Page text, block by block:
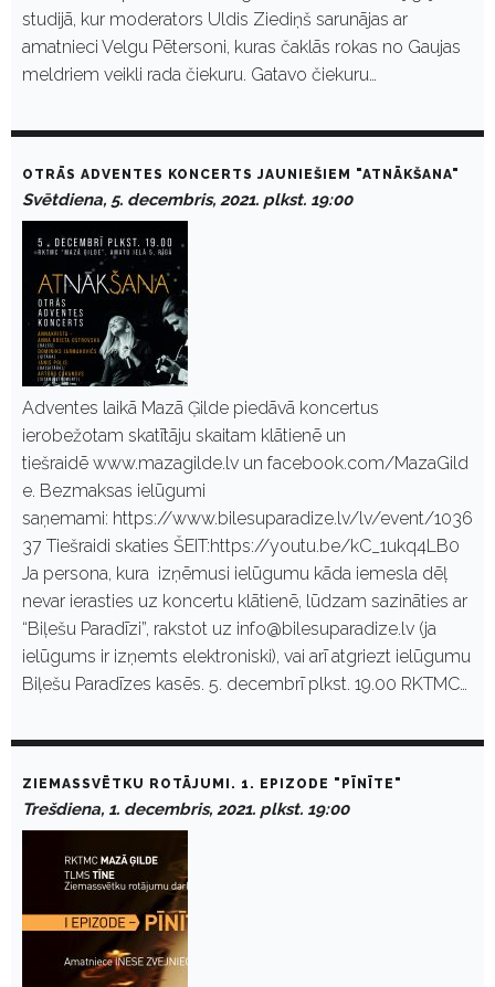
studijā, kur moderators Uldis Ziediņš sarunājas ar
amatnieci Velgu Pētersoni, kuras čaklās rokas no Gaujas
meldriem veikli rada čiekuru. Gatavo čiekuru…
OTRĀS ADVENTES KONCERTS JAUNIEŠIEM "ATNĀKŠANA"
Svētdiena, 5. decembris, 2021. plkst. 19:00
Adventes laikā Mazā Ģilde piedāvā koncertus
ierobežotam skatītāju skaitam klātienē un
tiešraidē www.mazagilde.lv un facebook.com/MazaGild
e. Bezmaksas ielūgumi
saņemami: https://www.bilesuparadize.lv/lv/event/1036
37 Tiešraidi skaties ŠEIT:https://youtu.be/kC_1ukq4LB0
Ja persona, kura izņēmusi ielūgumu kāda iemesla dēļ
nevar ierasties uz koncertu klātienē, lūdzam sazināties ar
“Biļešu Paradīzi”, rakstot uz info@bilesuparadize.lv (ja
ielūgums ir izņemts elektroniski), vai arī atgriezt ielūgumu
Biļešu Paradīzes kasēs. 5. decembrī plkst. 19.00 RKTMC…
ZIEMASSVĒTKU ROTĀJUMI. 1. EPIZODE "PĪNĪTE"
Trešdiena, 1. decembris, 2021. plkst. 19:00